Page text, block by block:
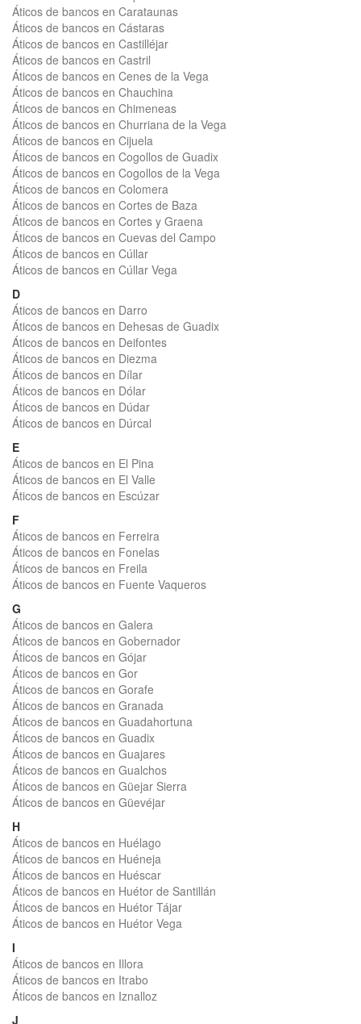
Áticos de bancos en Carataunas
Áticos de bancos en Cástaras
Áticos de bancos en Castilléjar
Áticos de bancos en Castril
Áticos de bancos en Cenes de la Vega
Áticos de bancos en Chauchina
Áticos de bancos en Chimeneas
Áticos de bancos en Churriana de la Vega
Áticos de bancos en Cijuela
Áticos de bancos en Cogollos de Guadix
Áticos de bancos en Cogollos de la Vega
Áticos de bancos en Colomera
Áticos de bancos en Cortes de Baza
Áticos de bancos en Cortes y Graena
Áticos de bancos en Cuevas del Campo
Áticos de bancos en Cúllar
Áticos de bancos en Cúllar Vega
D
Áticos de bancos en Darro
Áticos de bancos en Dehesas de Guadix
Áticos de bancos en Deifontes
Áticos de bancos en Diezma
Áticos de bancos en Dílar
Áticos de bancos en Dólar
Áticos de bancos en Dúdar
Áticos de bancos en Dúrcal
E
Áticos de bancos en El Pina
Áticos de bancos en El Valle
Áticos de bancos en Escúzar
F
Áticos de bancos en Ferreira
Áticos de bancos en Fonelas
Áticos de bancos en Freila
Áticos de bancos en Fuente Vaqueros
G
Áticos de bancos en Galera
Áticos de bancos en Gobernador
Áticos de bancos en Gójar
Áticos de bancos en Gor
Áticos de bancos en Gorafe
Áticos de bancos en Granada
Áticos de bancos en Guadahortuna
Áticos de bancos en Guadix
Áticos de bancos en Guajares
Áticos de bancos en Gualchos
Áticos de bancos en Güejar Sierra
Áticos de bancos en Güevéjar
H
Áticos de bancos en Huélago
Áticos de bancos en Huéneja
Áticos de bancos en Huéscar
Áticos de bancos en Huétor de Santillán
Áticos de bancos en Huétor Tájar
Áticos de bancos en Huétor Vega
I
Áticos de bancos en Illora
Áticos de bancos en Itrabo
Áticos de bancos en Iznalloz
J